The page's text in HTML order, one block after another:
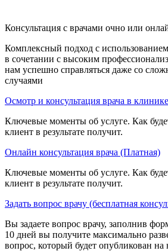
Консультация с врачами очно или
Комплексный подход с
в сочетании с высоким
нам успешно справляться даже со
случаями
Осмотр и консультация врача в клинике
Ключевые моменты об услуге. Как
клиент в результате получит.
Онлайн консультация врача (Платная)
Ключевые моменты об услуге. Как
клиент в результате получит.
Задать вопрос врачу (бесплатная
Вы задаете вопрос врачу, заполнив
10 дней вы получите максимально
вопрос, который будет опубликован на